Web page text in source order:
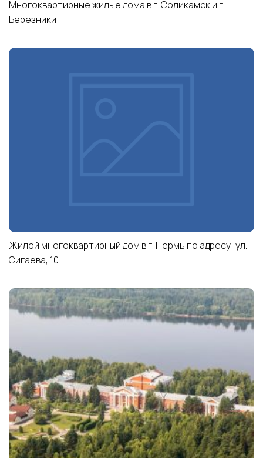
Многоквартирные жилые дома в г. Соликамск и г.
Березники
Жилой многоквартирный дом в г. Пермь по адресу: ул.
Сигаева, 10